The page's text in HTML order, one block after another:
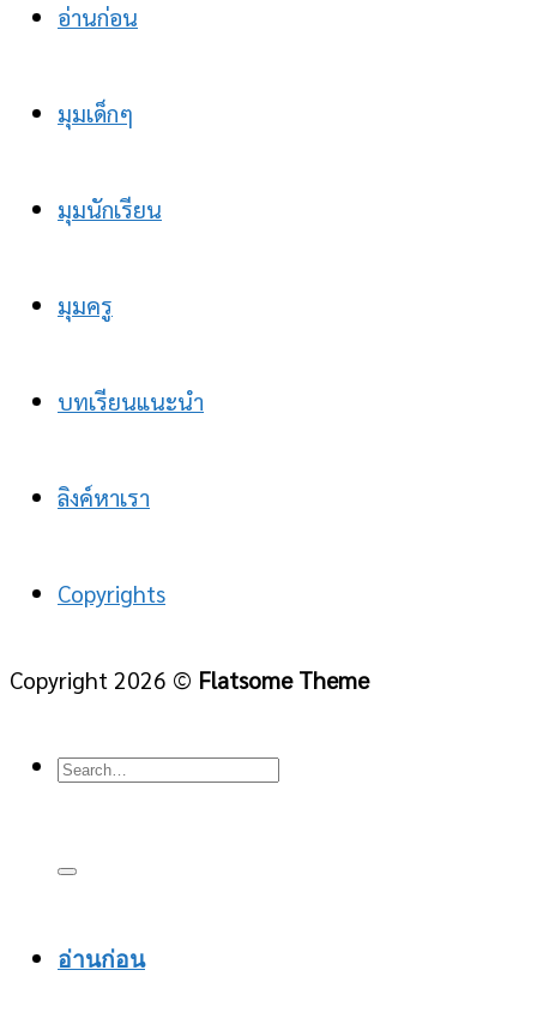
อ่านก่อน
มุมเด็กๆ
มุมนักเรียน
มุมครู
บทเรียนแนะนำ
ลิงค์หาเรา
Copyrights
Copyright 2026 © Flatsome Theme
อ่านก่อน